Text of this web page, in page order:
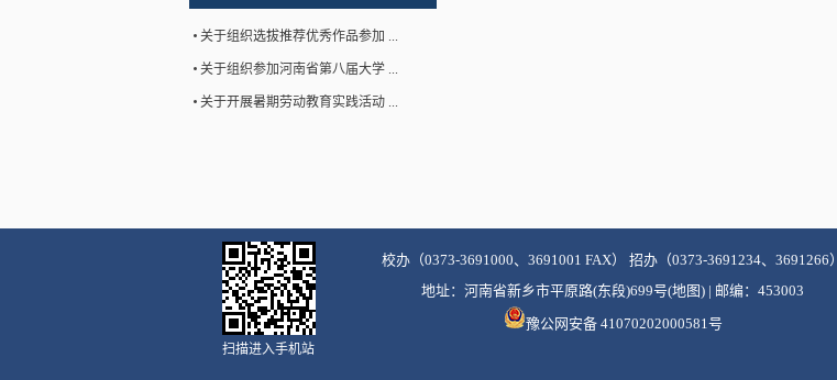
关于组织选拔推荐优秀作品参加 ...
关于组织参加河南省第八届大学 ...
关于开展暑期劳动教育实践活动 ...
扫描进入手机站
校办（0373-3691000、3691001 FAX） 招办（0373-3691234、3691266）
地址：河南省新乡市平原路(东段)699号(地图) | 邮编：453003
豫公网安备 41070202000581号